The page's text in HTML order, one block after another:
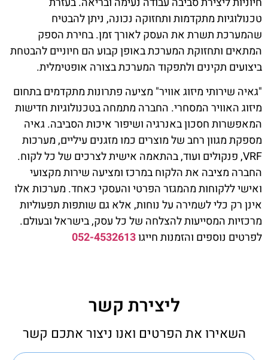
טכנולוגיות מתקדמות ותחזוקה נכונה, ניתן להבטיח
שהמערכת תשרת את העסק לאורך זמן. בחירת הספק
המתאים ותחזוקת המערכת באופן קבוע הם חיוניים להבטחת
ביצועים תקינים ולתפקוד המערכת בצורה אופטימלית.
"גאיה שירותי מיזוג אוויר" מציעה פתרונות מתקדמים בתחום
מיזוג האוויר המסחרי. החברה מתמחה בטכנולוגיות חדישות
המאפשרות חסכון באנרגיה ושיפור איכות הסביבה. גאיה
מספקת מגוון רחב של מוצרים כמו מזגנים עיליים, מערכות
VRF, פנקולים ועוד, בהתאמה אישית לצרכים של כל לקוח.
החברה מציבה את הלקוח במרכז ומציעה שירות מקצועי
ואישי ללקוחות מהמגזר הפרטי והעסקי כאחד. מערכות אלו
אינן רק כלי לשמירה על נוחות, אלא גם שותפות תפעוליות
מרכזיות המסייעות להצלחה של כל עסק, בישראל ובעולם.
לפרטים נוספים והזמנות חייגו052-4532613
ליצירת קשר
השאירו את הפרטים ואנו ניצור אתכם קשר